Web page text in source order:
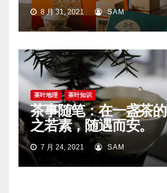
8 月 31, 2021 SAM
茶叶地理 茶叶知识
茶事随笔：在一盏茶
之若素，随遇而安。
7 月 24, 2021 SAM